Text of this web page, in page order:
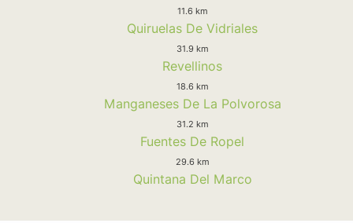
11.6 km
Quiruelas De Vidriales
31.9 km
Revellinos
18.6 km
Manganeses De La Polvorosa
31.2 km
Fuentes De Ropel
29.6 km
Quintana Del Marco